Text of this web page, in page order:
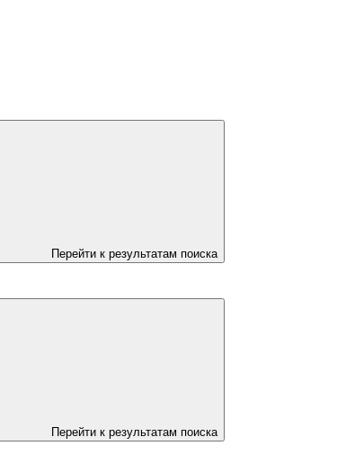
Перейти к результатам поиска
Перейти к результатам поиска